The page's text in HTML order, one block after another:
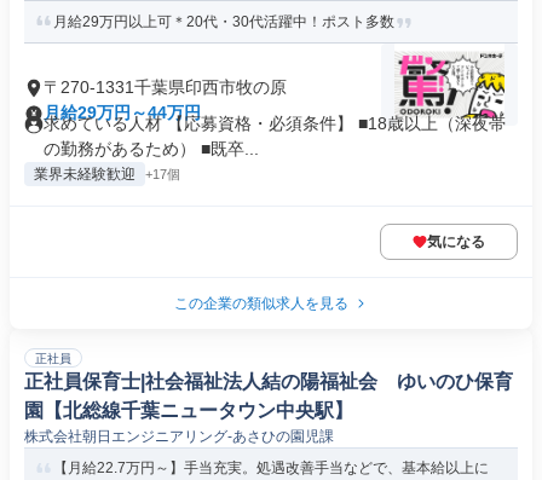
月給29万円以上可＊20代・30代活躍中！ポスト多数
〒270-1331千葉県印西市牧の原
月給29万円～44万円
求めている人材 【応募資格・必須条件】 ■18歳以上（深夜帯
の勤務があるため） ■既卒...
業界未経験歓迎 +17個
気になる
この企業の類似求人を見る
正社員
正社員保育士|社会福祉法人結の陽福祉会 ゆいのひ保育
園【北総線千葉ニュータウン中央駅】
株式会社朝日エンジニアリング-あさひの園児課
【月給22.7万円～】手当充実。処遇改善手当などで、基本給以上に